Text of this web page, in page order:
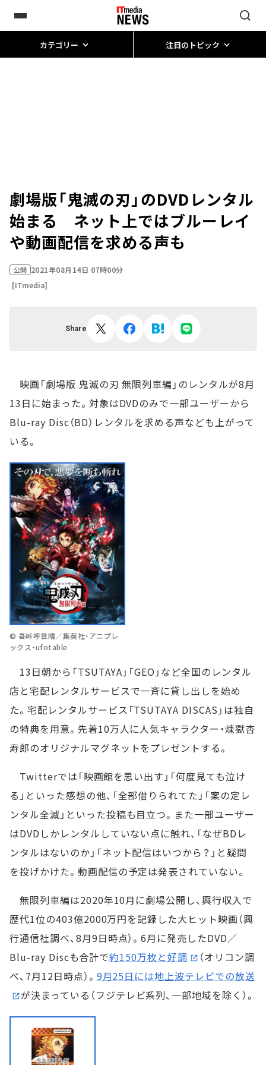
カテゴリー 注目のトピック
劇場版「鬼滅の刃」のDVDレンタル
始まる ネット上ではブルーレイ
や動画配信を求める声も
公開 2021年08月14日 07時00分
[ITmedia]
Share
映画「劇場版 鬼滅の刃 無限列車編」のレンタルが8月
13日に始まった。対象はDVDのみで一部ユーザーから
Blu-ray Disc（BD）レンタルを求める声なども上がって
いる。
© 吾峠呼世晴／集英社・アニプレ
ックス・ufotable
13日朝から「TSUTAYA」「GEO」など全国のレンタル
店と宅配レンタルサービスで一斉に貸し出しを始め
た。宅配レンタルサービス「TSUTAYA DISCAS」は独自
の特典を用意。先着10万人に人気キャラクター・煉獄杏
寿郎のオリジナルマグネットをプレゼントする。
Twitterでは「映画館を思い出す」「何度見ても泣け
る」といった感想の他、「全部借りられてた」「案の定レ
ンタル全滅」といった投稿も目立つ。また一部ユーザー
はDVDしかレンタルしていない点に触れ、「なぜBDレ
ンタルはないのか」「ネット配信はいつから？」と疑問
を投げかけた。動画配信の予定は発表されていない。
無限列車編は2020年10月に劇場公開し、興行収入で
歴代1位の403億2000万円を記録した大ヒット映画（興
行通信社調べ、8月9日時点）。6月に発売したDVD／
Blu-ray Discも合計で約150万枚と好調
（オリコン調
べ、7月12日時点）。 9月25日には地上波テレビでの放送
が決まっている（フジテレビ系列、一部地域を除く）。